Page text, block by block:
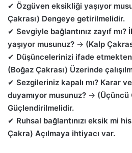
✔ Özgüven eksikliği yaşıyor
Çakrası) Dengeye getirilmelidir.
✔ Sevgiyle bağlantınız zayıf
yaşıyor musunuz? → (Kalp
✔ Düşüncelerinizi ifade
(Boğaz Çakrası) Üzerinde
✔ Sezgileriniz kapalı mı? Karar
duyamıyor musunuz? → (Üçüncü
Güçlendirilmelidir.
✔ Ruhsal bağlantınızı eksik mi
Çakra) Açılmaya ihtiyacı var.